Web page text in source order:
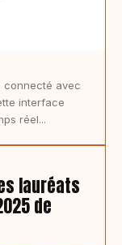
connecté avec
interface
réel...
lauréats
de